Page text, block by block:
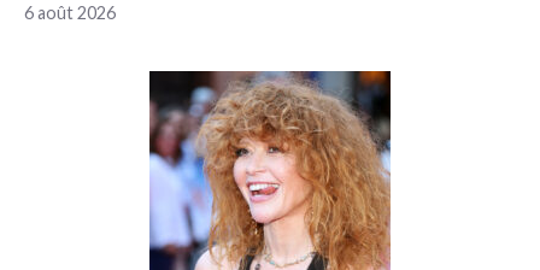
6 août 2026